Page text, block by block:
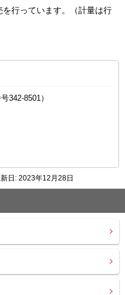
行っています。（計量は行
342-8501）
日: 2023年12月28日